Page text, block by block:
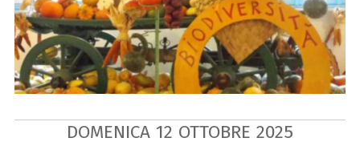
DOMENICA 12 OTTOBRE 2025